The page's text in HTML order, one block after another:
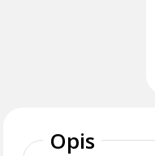
Opis